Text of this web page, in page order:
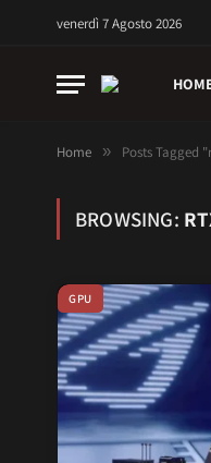
venerdì 7 Agosto 2026
Home » Posts Tagged
BROWSING:
GPU